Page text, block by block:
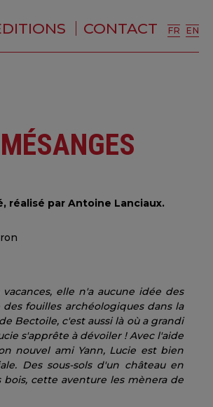
CONTACT FR EN
réalisé par Antoine Lanciaux.
elle n'a aucune idée des
fouilles archéologiques dans la
Bectoile, c'est aussi là où a grandi
s'apprête à dévoiler ! Avec l'aide
nouvel ami Yann, Lucie est bien
Des sous-sols d'un château en
cette aventure les mènera de